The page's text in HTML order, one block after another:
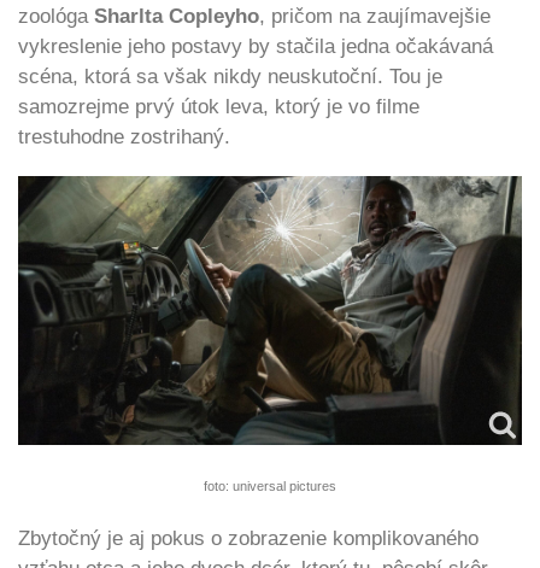
zoológa Sharlta Copleyho, pričom na zaujímavejšie
vykreslenie jeho postavy by stačila jedna očakávaná
scéna, ktorá sa však nikdy neuskutoční. Tou je
samozrejme prvý útok leva, ktorý je vo filme
trestuhodne zostrihaný.
foto: universal pictures
Zbytočný je aj pokus o zobrazenie komplikovaného